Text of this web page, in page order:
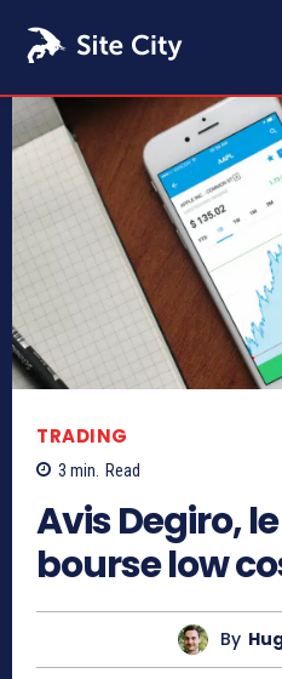
TRADING
3 min. Read
Avis Degiro,
bourse low
By